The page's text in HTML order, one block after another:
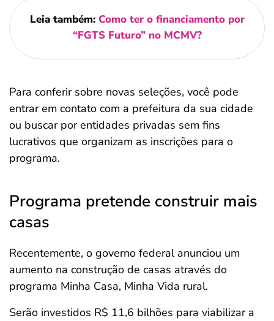
Leia também: Como ter o financiamento por
“FGTS Futuro” no MCMV?
Para conferir sobre novas seleções, você pode
entrar em contato com a prefeitura da sua cidade
ou buscar por entidades privadas sem fins
lucrativos que organizam as inscrições para o
programa.
Programa pretende construir mais
casas
Recentemente, o governo federal anunciou um
aumento na construção de casas através do
programa Minha Casa, Minha Vida rural.
Serão investidos R$ 11,6 bilhões para viabilizar a